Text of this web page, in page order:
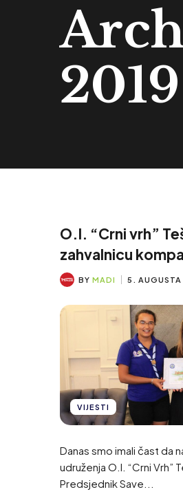
2019
O.I. “Crni vrh”
zahvalnicu
BY MADI 5. AUGUSTA
VIJESTI
Danas smo imali čast da
udruženja O.I. “Crni Vrh”
Predsjednik Save...